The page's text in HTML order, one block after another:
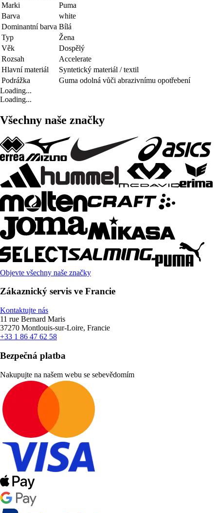
Marki
Puma
Barva
white
Dominantní barva Bílá
Typ
Žena
Věk
Dospělý
Rozsah
Accelerate
Hlavní materiál
Syntetický materiál / textil
Podrážka
Guma odolná vůči abrazivnímu opotřebení
Loading...
Loading...
Všechny naše značky
Objevte všechny naše značky
Zákaznický servis ve Francie
Kontaktujte nás
11 rue Bernard Maris
37270 Montlouis-sur-Loire, Francie
+33 1 86 47 62 58
Bezpečná platba
Nakupujte na našem webu se sebevědomím